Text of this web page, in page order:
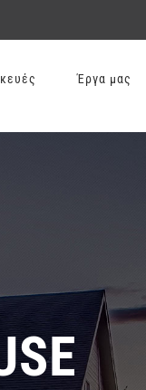
Έργα μας